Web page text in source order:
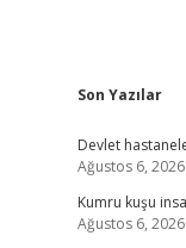
Son Yazılar
Devlet
Ağustos 6, 2026
Kumru kuşu
Ağustos 6, 2026